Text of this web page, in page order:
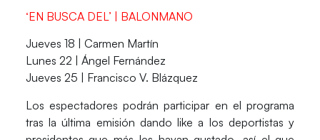
‘EN BUSCA DEL’ | BALONMANO
Jueves 18 |
Carmen Martín
Lunes 22 |
Ángel Fernández
Jueves 25 |
Francisco V. Blázquez
Los espectadores podrán participar en el programa
tras la última emisión dando like a los deportistas y